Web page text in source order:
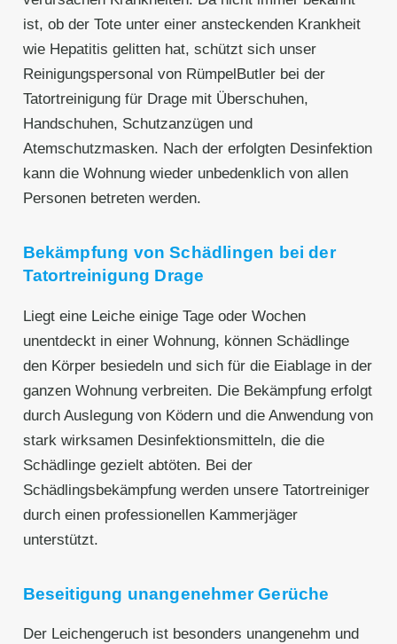
ist, ob der Tote unter einer ansteckenden Krankheit
wie Hepatitis gelitten hat, schützt sich unser
Reinigungspersonal von RümpelButler bei der
Tatortreinigung für Drage mit Überschuhen,
Handschuhen, Schutzanzügen und
Atemschutzmasken. Nach der erfolgten Desinfektion
kann die Wohnung wieder unbedenklich von allen
Personen betreten werden.
Bekämpfung von Schädlingen bei der
Tatortreinigung Drage
Liegt eine Leiche einige Tage oder Wochen
unentdeckt in einer Wohnung, können Schädlinge
den Körper besiedeln und sich für die Eiablage in der
ganzen Wohnung verbreiten. Die Bekämpfung erfolgt
durch Auslegung von Ködern und die Anwendung von
stark wirksamen Desinfektionsmitteln, die die
Schädlinge gezielt abtöten. Bei der
Schädlingsbekämpfung werden unsere Tatortreiniger
durch einen professionellen Kammerjäger
unterstützt.
Beseitigung unangenehmer Gerüche
Der Leichengeruch ist besonders unangenehm und